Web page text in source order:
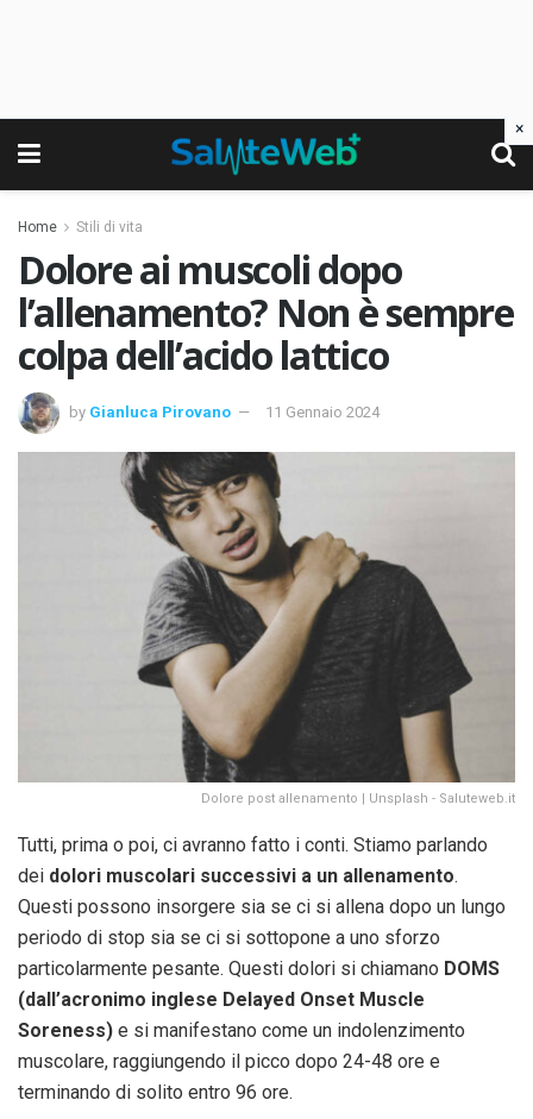
Home Stili di vita
Dolore ai muscoli dopo
l’allenamento? Non è sempre
colpa dell’acido lattico
by Gianluca Pirovano 11 Gennaio 2024
Dolore post allenamento | Unsplash - Saluteweb.it
Tutti, prima o poi, ci avranno fatto i conti. Stiamo parlando
dei dolori muscolari successivi a un allenamento.
Questi possono insorgere sia se ci si allena dopo un lungo
periodo di stop sia se ci si sottopone a uno sforzo
particolarmente pesante. Questi dolori si chiamano DOMS
(dall’acronimo inglese Delayed Onset Muscle
Soreness) e si manifestano come un indolenzimento
muscolare, raggiungendo il picco dopo 24-48 ore e
terminando di solito entro 96 ore.
×